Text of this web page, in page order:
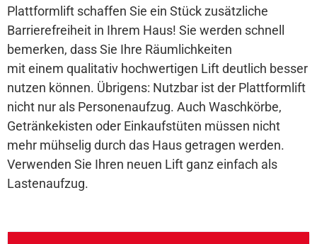
Plattformlift schaffen Sie ein Stück zusätzliche
Barrierefreiheit in Ihrem Haus! Sie werden schnell
bemerken, dass Sie Ihre Räumlichkeiten
mit einem qualitativ hochwertigen Lift deutlich besser
nutzen können. Übrigens: Nutzbar ist der Plattformlift
nicht nur als Personenaufzug. Auch Waschkörbe,
Getränkekisten oder Einkaufstüten müssen nicht
mehr mühselig durch das Haus getragen werden.
Verwenden Sie Ihren neuen Lift ganz einfach als
Lastenaufzug.